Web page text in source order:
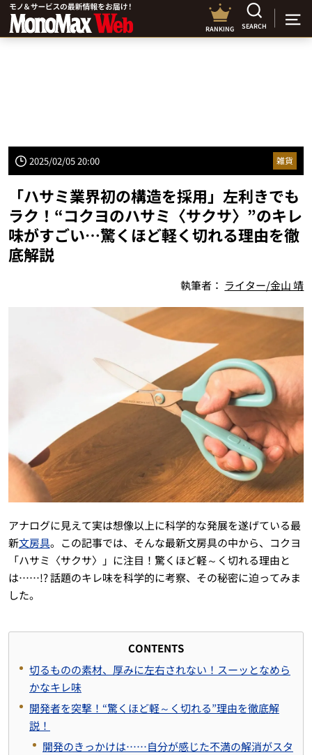
RANKING SEARCH
2025/02/05 20:00 雑貨
「ハサミ業界初の構造を採用」左利きでも
ラク！“コクヨのハサミ〈サクサ〉”のキレ
味がすごい…驚くほど軽く切れる理由を徹
底解説
執筆者： ライター/金山 靖
アナログに見えて実は想像以上に科学的な発展を遂げている最
新文房具。この記事では、そんな最新文房具の中から、コクヨ
「ハサミ〈サクサ〉」に注目！驚くほど軽～く切れる理由と
は……!? 話題のキレ味を科学的に考察、その秘密に迫ってみま
した。
CONTENTS
切るものの素材、厚みに左右されない！スーッとなめら
かなキレ味
開発者を突撃！“驚くほど軽～く切れる”理由を徹底解
説！
開発のきっかけは……自分が感じた不満の解消がスタ